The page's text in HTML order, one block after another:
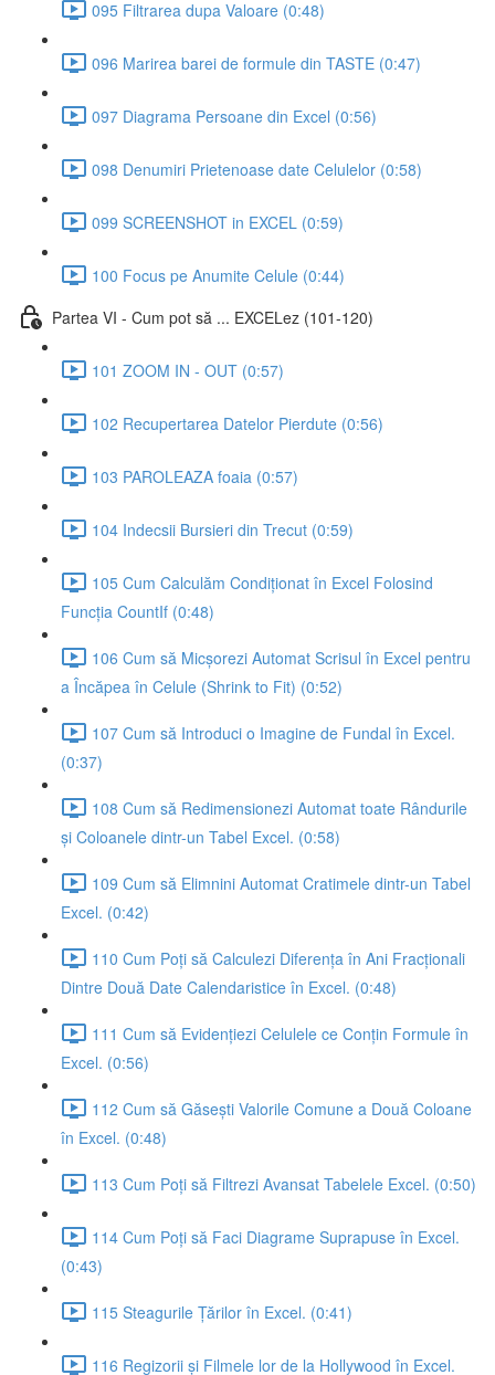
095 Filtrarea dupa Valoare (0:48)
096 Marirea barei de formule din TASTE (0:47)
097 Diagrama Persoane din Excel (0:56)
098 Denumiri Prietenoase date Celulelor (0:58)
099 SCREENSHOT in EXCEL (0:59)
100 Focus pe Anumite Celule (0:44)
Partea VI - Cum pot să ... EXCELez (101-120)
101 ZOOM IN - OUT (0:57)
102 Recupertarea Datelor Pierdute (0:56)
103 PAROLEAZA foaia (0:57)
104 Indecsii Bursieri din Trecut (0:59)
105 Cum Calculăm Condiționat în Excel Folosind
Funcția CountIf (0:48)
106 Cum să Micșorezi Automat Scrisul în Excel pentru
a Încăpea în Celule (Shrink to Fit) (0:52)
107 Cum să Introduci o Imagine de Fundal în Excel.
(0:37)
108 Cum să Redimensionezi Automat toate Rândurile
și Coloanele dintr-un Tabel Excel. (0:58)
109 Cum să Elimnini Automat Cratimele dintr-un Tabel
Excel. (0:42)
110 Cum Poți să Calculezi Diferența în Ani Fracționali
Dintre Două Date Calendaristice în Excel. (0:48)
111 Cum să Evidențiezi Celulele ce Conțin Formule în
Excel. (0:56)
112 Cum să Găsești Valorile Comune a Două Coloane
în Excel. (0:48)
113 Cum Poți să Filtrezi Avansat Tabelele Excel. (0:50)
114 Cum Poți să Faci Diagrame Suprapuse în Excel.
(0:43)
115 Steagurile Țărilor în Excel. (0:41)
116 Regizorii și Filmele lor de la Hollywood în Excel.